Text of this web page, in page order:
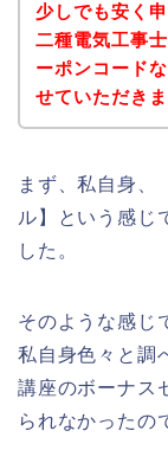
少しでも安く
二種電気工事
ーポンコード
せていただきま
まず、私自身、
ル】という感じ
した。
そのような感じ
私自身色々と調
講座のボーナス
られなかったの